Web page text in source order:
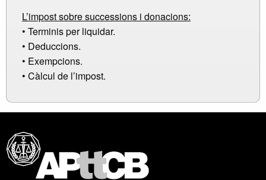
L’impost sobre successions i donacions:
• Terminis per liquidar.
• Deduccions.
• Exempcions.
• Càlcul de l’impost.